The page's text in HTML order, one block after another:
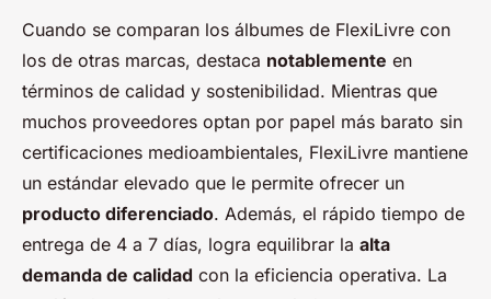
Cuando se comparan los álbumes de FlexiLivre con
los de otras marcas, destaca notablemente en
términos de calidad y sostenibilidad. Mientras que
muchos proveedores optan por papel más barato sin
certificaciones medioambientales, FlexiLivre mantiene
un estándar elevado que le permite ofrecer un
producto diferenciado. Además, el rápido tiempo de
entrega de 4 a 7 días, logra equilibrar la alta
demanda de calidad con la eficiencia operativa. La